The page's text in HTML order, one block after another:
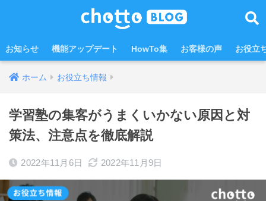
お知らせ 機能アップデート HowTo集 お客様の声 お役立
ホーム お役立ち情報
学習塾の集客がうまくいかない原因と対
策法、注意点を徹底解説
2022年11月6日 2022年11月9日